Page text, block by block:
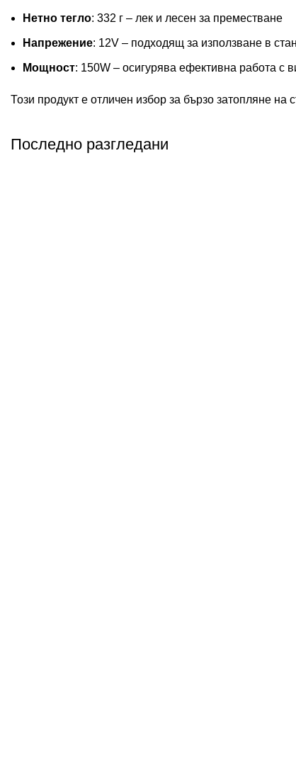
Нетно тегло: 332 г – лек и лесен за преместване
Напрежение: 12V – подходящ за използване в
Мощност: 150W – осигурява ефективна работа с
Този продукт е отличен избор за бързо затопляне
Последно разгледани